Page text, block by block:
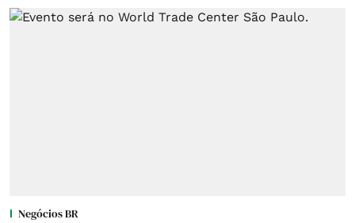
Negócios BR